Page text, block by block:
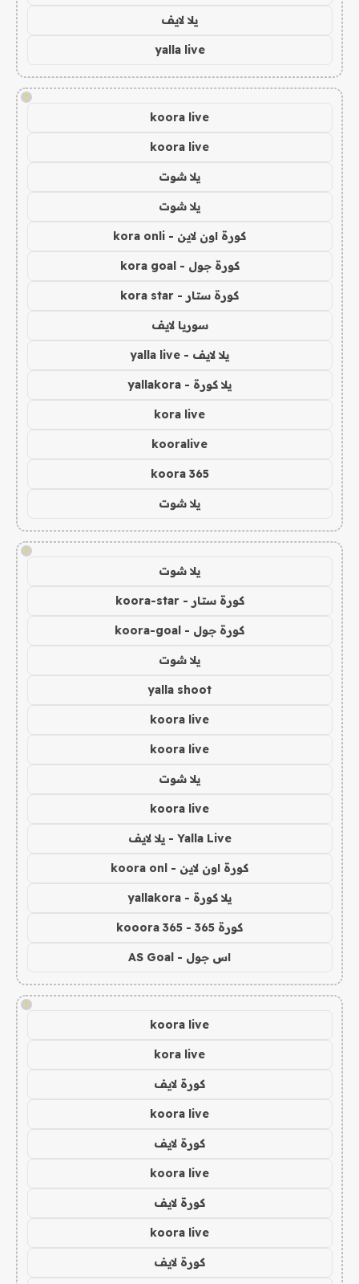
يلا لايف
yalla live
!
koora live
koora live
يلا شوت
يلا شوت
كورة اون لاين - kora onli
كورة جول - kora goal
كورة ستار - kora star
سوريا لايف
يلا لايف - yalla live
يلا كورة - yallakora
kora live
kooralive
koora 365
يلا شوت
!
يلا شوت
كورة ستار - koora-star
كورة جول - koora-goal
يلا شوت
yalla shoot
koora live
koora live
يلا شوت
koora live
Yalla Live - يلا لايف
كورة اون لاين - koora onl
يلا كورة - yallakora
كورة 365 - kooora 365
اس جول - AS Goal
!
koora live
kora live
كورة لايف
koora live
كورة لايف
koora live
كورة لايف
koora live
كورة لايف